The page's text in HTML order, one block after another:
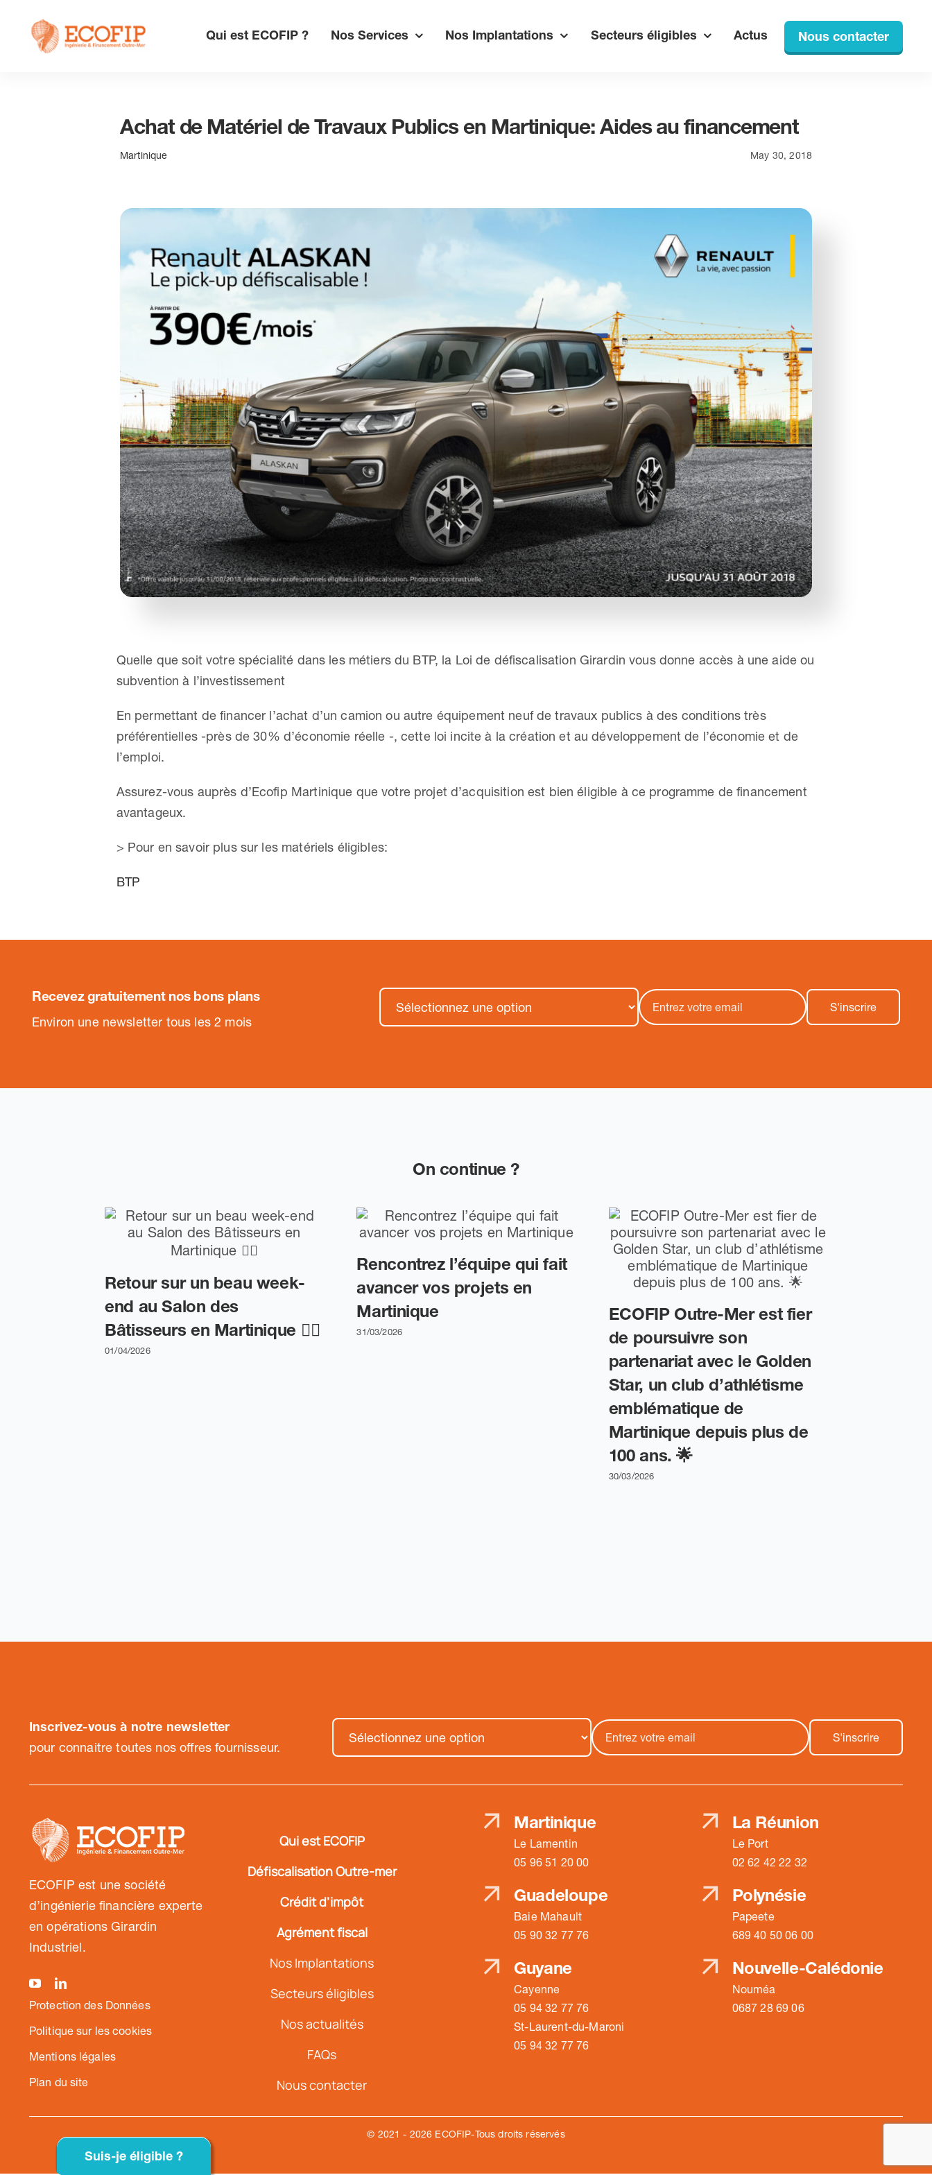
content
Qui est ECOFIP ? Nos Services Nos Implantations Secteurs éligibles Actus Nous contacter
Achat de Matériel de Travaux Publics en Martinique: Aides au financement
Martinique May 30, 2018
Quelle que soit votre spécialité dans les métiers du BTP, la Loi de défiscalisation Girardin vous donne accès à une aide ou
subvention à l’investissement
En permettant de financer l’achat d’un camion ou autre équipement neuf de travaux publics à des conditions très
préférentielles -près de 30% d’économie réelle -, cette loi incite à la création et au développement de l’économie et de
l’emploi.
Assurez-vous auprès d’Ecofip Martinique que votre projet d’acquisition est bien éligible à ce programme de financement
avantageux.
> Pour en savoir plus sur les matériels éligibles:
BTP
Recevez gratuitement nos bons plans.
Environ une newsletter tous les 2 mois
On continue ?
Retour sur un beau week-
end au Salon des
Bâtisseurs en Martinique 👷‍♂️
01/04/2026
Rencontrez l’équipe qui fait
avancer vos projets en
Martinique
31/03/2026
ECOFIP Outre-Mer est fier
de poursuivre son
partenariat avec le Golden
Star, un club d’athlétisme
emblématique de
Martinique depuis plus de
100 ans. 🌟
30/03/2026
Inscrivez-vous à notre newsletter
pour connaitre toutes nos offres fournisseur.
ECOFIP est une société
d’ingénierie financière experte
en opérations Girardin
Industriel.
Protection des Données
Politique sur les cookies
Mentions légales
Plan du site
Qui est ECOFIP
Défiscalisation Outre-mer
Crédit d’impôt
Agrément fiscal
Nos Implantations
Secteurs éligibles
Nos actualités
FAQs
Nous contacter
Martinique
Le Lamentin
05 96 51 20 00
Guadeloupe
Baie Mahault
05 90 32 77 76
Guyane
Cayenne
05 94 32 77 76
St-Laurent-du-Maroni
05 94 32 77 76
La Réunion
Le Port
02 62 42 22 32
Polynésie
Papeete
689 40 50 06 00
Nouvelle-Calédonie
Nouméa
0687 28 69 06
© 2021 - 2026 ECOFIP-Tous droits réservés
Suis-je éligible ?